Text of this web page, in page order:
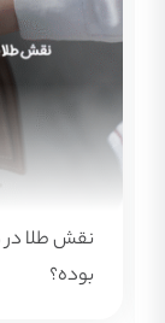
چطور رشد
جهانی تا بازار